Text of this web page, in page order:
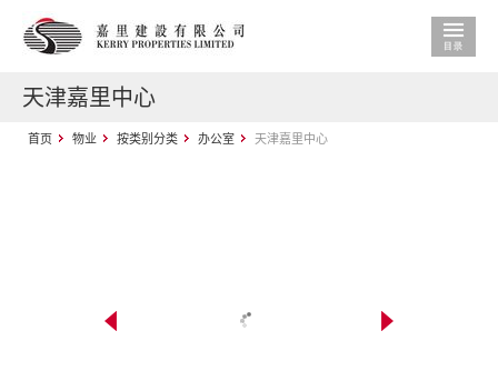
天津嘉里中心
首页 物业 按类别分类 办公室 天津嘉里中心